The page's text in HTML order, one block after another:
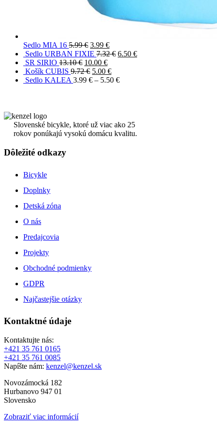
Sedlo MIA 16 5.99€ 3.99 €
Sedlo URBAN FIXIE 7.32€ 6.50 €
SR SIRIO 13.10€ 10.00 €
Košík CUBIS 9.72€ 5.00 €
Sedlo KALEA 3.99 € – 5.50 €
Slovenské bicykle, ktoré už viac ako 25
rokov ponúkajú vysokú domácu kvalitu.
Dôležité odkazy
Bicykle
Doplnky
Detská zóna
O nás
Predajcovia
Projekty
Obchodné podmienky
GDPR
Najčastejšie otázky
Kontaktné údaje
Kontaktujte nás:
+421 35 761 0165
+421 35 761 0085
Napíšte nám: kenzel@kenzel.sk
Novozámocká 182
Hurbanovo 947 01
Slovensko
Zobraziť viac informácií